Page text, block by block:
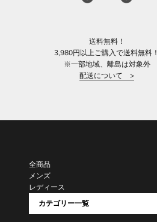
送料無料！
3,980円以上ご購入で送料無料！
※一部地域、離島は対象外
配送について >
全商品
メンズ
レディース
カテゴリー一覧